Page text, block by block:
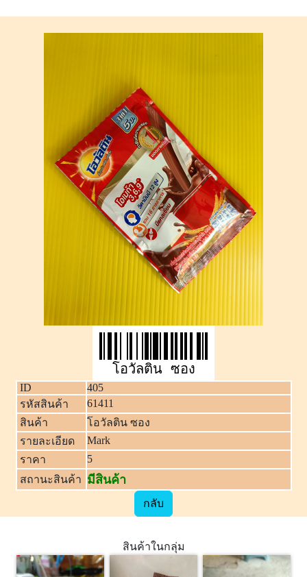
โอวัลติน ซอง
ID
405
รหัสสินค้า
61411
สินค้า
โอวัลติน ซอง
รายละเอียด
Mark
ราคา
5
สถานะสินค้า มีสินค้า
กลับ
สินค้าในกลุ่ม